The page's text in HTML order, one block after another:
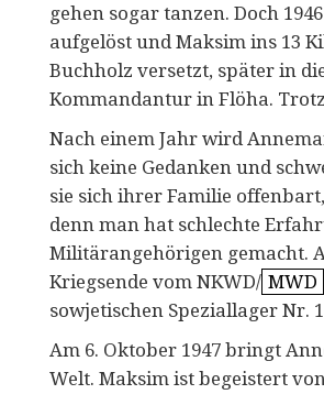
gehen sogar tanzen. Doch
aufgelöst und Maksim ins 13
Buchholz versetzt, später in
Kommandantur in Flöha.
Nach einem Jahr wird
sich keine Gedanken und
sie sich ihrer Familie
denn man hat schlechte
Militärangehörigen gemacht.
Kriegsende vom NKWD/ MWD
sowjetischen Speziallager Nr. 1
Am 6. Oktober 1947 bringt
Welt. Maksim ist begeistert